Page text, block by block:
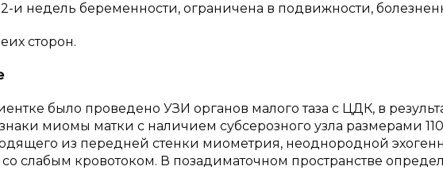
и недель беременности, ограничена в подвижности,
сторон.
было проведено УЗИ органов малого таза с ЦДК, в
миомы матки с наличием субсерозного узла размерами
из передней стенки миометрия, неоднородной
слабым кровотоком. В позадиматочном пространстве